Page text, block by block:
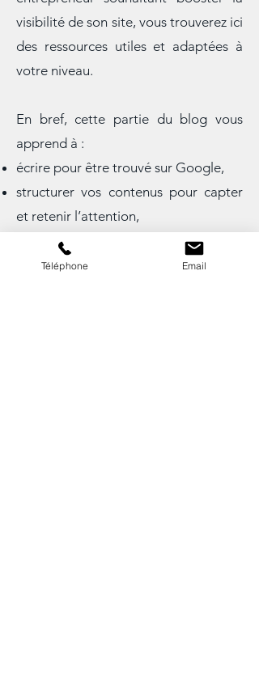
communication d’une association, ou
entrepreneur souhaitant booster la
visibilité de son site, vous trouverez ici
En bref, cette partie du blog vous
apprend à :
écrire pour être trouvé sur Google,
structurer vos contenus pour capter
et retenir l’attention,
développer votre visibilité sur Internet
Téléphone Email